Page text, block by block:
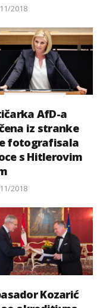
2018
AfD-a
iz stranke
fotografisala
s Hitlerovim
2018
Kozarić